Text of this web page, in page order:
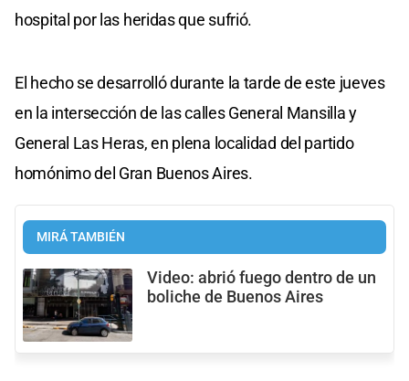
hospital por las heridas que sufrió.
El hecho se desarrolló durante la tarde de este jueves
en la intersección de las calles General Mansilla y
General Las Heras, en plena localidad del partido
homónimo del Gran Buenos Aires.
MIRÁ TAMBIÉN
Video: abrió fuego dentro de un
boliche de Buenos Aires